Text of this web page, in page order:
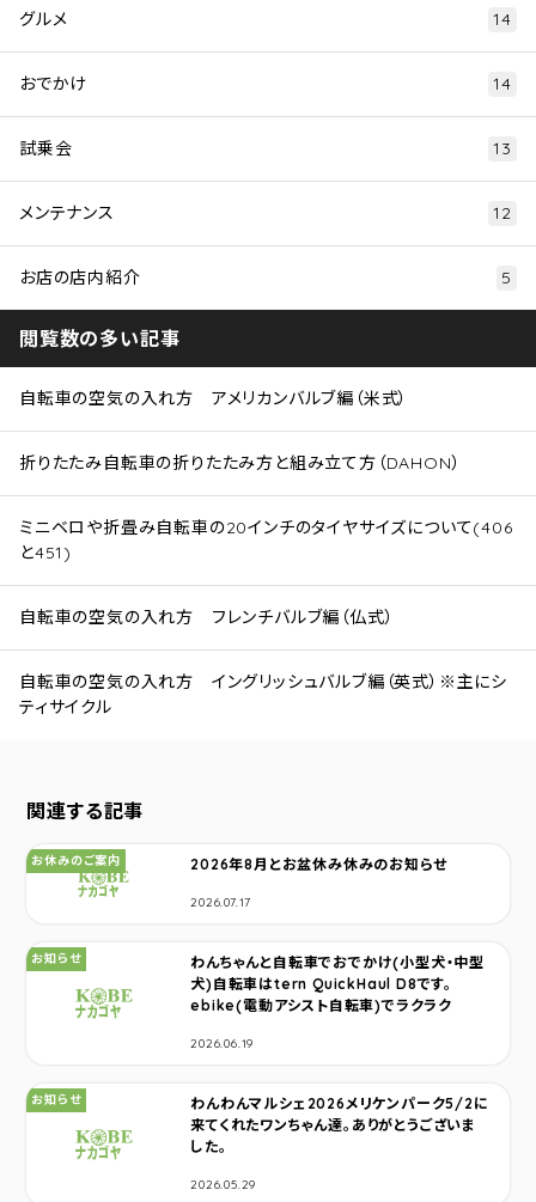
グルメ 14
おでかけ 14
試乗会 13
メンテナンス 12
お店の店内紹介 5
閲覧数の多い記事
自転車の空気の入れ方 アメリカンバルブ編（米式）
折りたたみ自転車の折りたたみ方と組み立て方（DAHON）
ミニベロや折畳み自転車の20インチのタイヤサイズについて(406
と451)
自転車の空気の入れ方 フレンチバルブ編（仏式）
自転車の空気の入れ方 イングリッシュバルブ編（英式）※主にシ
ティサイクル
関連する記事
2026年8月とお盆休み休みのお知らせ
カテゴリ：
お休みのご案内
2026.07.17
わんちゃんと自転車でおでかけ(小型犬・中型
犬)自転車はtern QuickHaul D8です。
ebike(電動アシスト自転車)でラクラク
カテゴリ：
お知らせ
2026.06.19
わんわんマルシェ2026メリケンパーク5/2に
来てくれたワンちゃん達。ありがとうございま
した。
カテゴリ：
お知らせ
2026.05.29